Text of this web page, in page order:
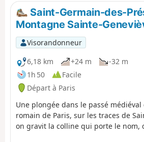
Saint-Germain-des-
Montagne Sainte-
Visorandonneur
6,18 km
+24 m
-32 m
1h 50
Facile
Départ à Paris
Une plongée dans le passé
romain de Paris, sur les traces de
on gravit la colline qui porte le nom,